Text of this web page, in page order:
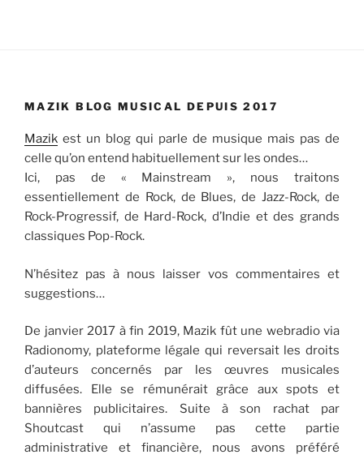
MAZIK BLOG MUSICAL DEPUIS 2017
Mazik est un blog qui parle de musique mais pas de
celle qu’on entend habituellement sur les ondes…
Ici, pas de « Mainstream », nous traitons
essentiellement de Rock, de Blues, de Jazz-Rock, de
Rock-Progressif, de Hard-Rock, d’Indie et des grands
classiques Pop-Rock.
N’hésitez pas à nous laisser vos commentaires et
suggestions…
De janvier 2017 à fin 2019, Mazik fût une webradio via
Radionomy, plateforme légale qui reversait les droits
d’auteurs concernés par les œuvres musicales
diffusées. Elle se rémunérait grâce aux spots et
bannières publicitaires. Suite à son rachat par
Shoutcast qui n’assume pas cette partie
administrative et financière, nous avons préféré